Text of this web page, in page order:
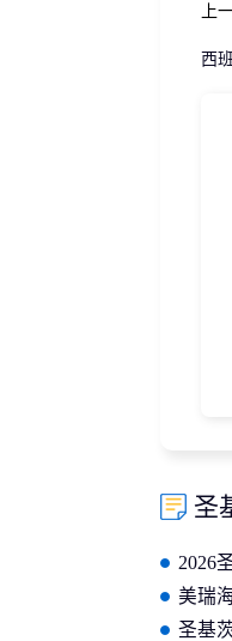
上
西
圣
2026
指南
美瑞
民办
圣基